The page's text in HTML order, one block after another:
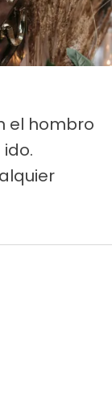
el hombro